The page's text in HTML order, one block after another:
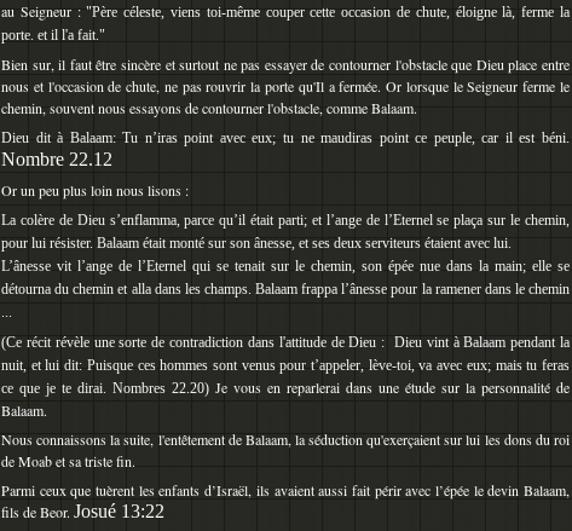
au Seigneur :"Père céleste, viens toi-même couper cette occasion de chute, éloigne là, ferme la
porte. et il l'a fait."
Bien sur, il faut être sincère et surtout ne pas essayer de contourner l'obstacle que Dieu place entre
nous et l'occasion de chute, ne pas rouvrir la porte qu'Il a fermée. Or lorsque le Seigneur ferme le
chemin, souvent nous essayons de contourner l'obstacle, comme Balaam.
Dieu dit à Balaam: Tu n’iras point avec eux; tu ne maudiras point ce peuple, car il est béni.
Nombre 22.12
Or un peu plus loin nous lisons :
La colère de Dieu s’enflamma, parce qu’il était parti; et l’ange de l’Eternel se plaça sur le chemin,
pour lui résister. Balaam était monté sur son ânesse, et ses deux serviteurs étaient avec lui.
L’ânesse vit l’ange de l’Eternel qui se tenait sur le chemin, son épée nue dans la main; elle se
détourna du chemin et alla dans les champs. Balaam frappa l’ânesse pour la ramener dans le chemin
...
(Ce récit révèle une sorte de contradiction dans l'attitude de Dieu : Dieu vint à Balaam pendant la
nuit, et lui dit: Puisque ces hommes sont venus pour t’appeler, lève-toi, va avec eux; mais tu feras
ce que je te dirai. Nombres 22.20) Je vous en reparlerai dans une étude sur la personnalité de
Balaam.
Nous connaissons la suite, l'entêtement de Balaam, la séduction qu'exerçaient sur lui les dons du roi
de Moab et sa triste fin.
Parmi ceux que tuèrent les enfants d’Israël, ils avaient aussi fait périr avec l’épée le devin Balaam,
fils de Beor. Josué 13:22